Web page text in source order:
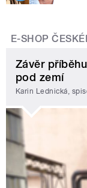
E-SHOP
Závěr
pod zemí
Karin Lednická,